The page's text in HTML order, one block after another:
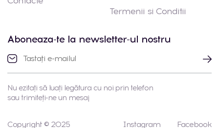
Termenii si Conditii
Aboneaza-te la newsletter-ul nostru
Nu ezitați să luați legătura cu noi prin telefon
sau trimiteți-ne un mesaj
Copyright © 2025 Instagram Facebook